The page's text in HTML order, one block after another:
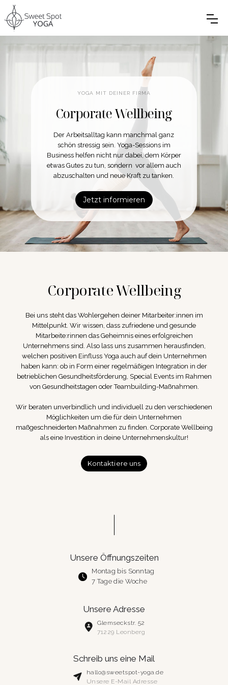
YOGA MIT DEINER FIRMA
Corporate Wellbeing
Der Arbeitsalltag kann manchmal ganz
schön stressig sein. Yoga-Sessions im
Business helfen nicht nur dabei, dem Körper
etwas Gutes zu tun, sondern vor allem auch
abzuschalten und neue Kraft zu tanken.
Jetzt informieren
Corporate Wellbeing
Bei uns steht das Wohlergehen deiner Mitarbeiter:innen im
Mittelpunkt. Wir wissen, dass zufriedene und gesunde
Mitarbeite:rinnen das Geheimnis eines erfolgreichen
Unternehmens sind. Also lass uns zusammen herausfinden,
welchen positiven Einfluss Yoga auch auf dein Unternehmen
haben kann: ob in Form einer regelmäßigen Integration in der
betrieblichen Gesundheitsförderung, Special Events im Rahmen
von Gesundheitstagen oder Teambuilding-Maßnahmen.
Wir beraten unverbindlich und individuell zu den verschiedenen
Möglichkeiten um die für dein Unternehmen
maßgeschneiderten Maßnahmen zu finden. Corporate Wellbeing
als eine Investition in deine Unternehmenskultur!
Kontaktiere uns
Unsere Öffnungszeiten
Montag bis Sonntag
7 Tage die Woche
Unsere Adresse
Glemseckstr. 52
71229 Leonberg
Schreib uns eine Mail
hallo@sweetspot-yoga.de
Unsere E-Mail Adresse